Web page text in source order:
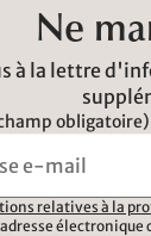
Ne
à la lettre
obligatoire)
relatives à la
électronique